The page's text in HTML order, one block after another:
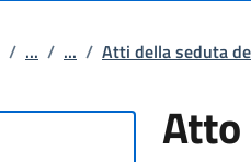
/ ... / ... / Atti della seduta
Atto